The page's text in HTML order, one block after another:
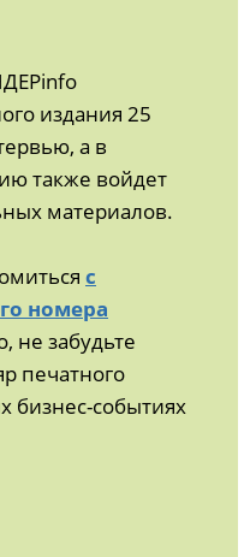
издания 25
а в
также войдет
материалов.
с
номера
не забудьте
печатного
бизнес-событиях